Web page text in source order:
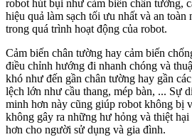
robot hút bụi như cảm biến chân tường,
hiệu quả làm sạch tối ưu nhất và an toàn
trong quá trình hoạt động của robot.
Cảm biến chân tường hay cảm biến
điều chỉnh hướng đi nhanh chóng và
khó như đến gần chân tường hay gần
lệch lớn như cầu thang, mép bàn, ... Sự
minh hơn này cũng giúp robot không bị
không gây ra những hư hỏng và thiệt
hơn cho người sử dụng và gia đình.